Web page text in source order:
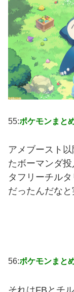
55:ポケモンまと
アメブースト
たボーマンダ
タフリーチル
だったんだな
56:ポケモンまと